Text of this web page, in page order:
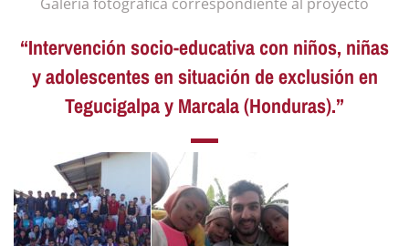
“Intervención socio-educativa con niños, niñas
y adolescentes en situación de exclusión en
Tegucigalpa y Marcala (Honduras).”